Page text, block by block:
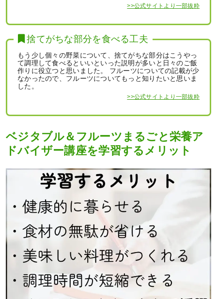
>>公式サイトより一部抜粋
捨てがちな部分を食べる工夫
もう少し個々の野菜について、捨てがちな部分はこうやっ
て調理して食べるといいといった説明が多いと日々のご飯
作りに役立つと思いました。 フルーツについての記載が少
なかったので、フルーツについてもっと知りたいと思いま
した。
>>公式サイトより一部抜粋
ベジタブル＆フルーツまるごと栄養ア
ドバイザー講座を学習するメリット